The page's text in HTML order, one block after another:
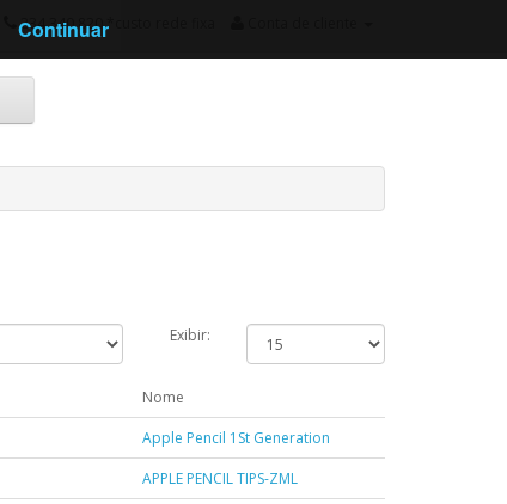
234 340 820 *custo rede fixa
Exibir:
Nome
Apple Pencil 1St Generation
APPLE PENCIL TIPS-ZML
Continuar